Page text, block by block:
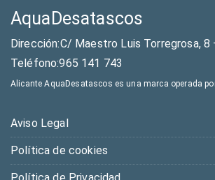
AquaDesatascos
Dirección:C/ Maestro Luis Torregrosa, 8
Teléfono:965 141 743
Alicante AquaDesatascos es una marca operada
Aviso Legal
Política de cookies